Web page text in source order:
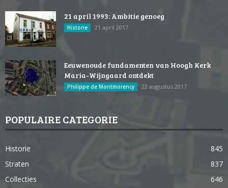
21 april 1993: Ambitie genoeg
Historie 21 april 2017
Eeuwenoude fundamenten van Hoogh Kerk
Maria-Wijngaard ontdekt
Philippe de Montmorency 22 augustus 2017
POPULAIRE CATEGORIE
Historie
845
Straten
837
Collecties
646